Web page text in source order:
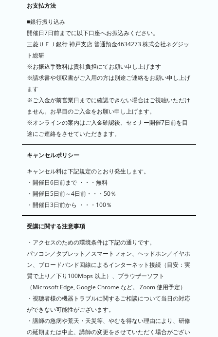
お支払方法
■銀行振り込み
開催日7日前までに以下口座へお振込みください。
三菱ＵＦＪ銀行 神戸支店 普通預金4634273 株式会社ネグジッ
ト総研
※お振込手数料は貴社負担にてお願い申し上げます
※請求書や領収書がご入用の方は別途ご連絡をお願い申し上げ
ます
※ご入金が前営業日までに確認できない場合はご視聴いただけ
ません。お早目のご入金をお願い申し上げます。
※オンラインの案内はご入金確認後、セミナー開催7日前を目
途にご連絡をさせていただきます。
キャンセルポリシー
キャンセル料は下記規定のとおり発生します。
・開催日6日前まで ・・・無料
・開催日5日前～4日前・・・50％
・開催日3日前から ・・・100％
受講に関する注意事項
・アクセスのための環境条件は下記の通りです。
パソコン／タブレット／スマートフォン、ヘッドホン／イヤホ
ン、ブロードバンド回線によるインターネット接続（目安：実
質で上り／下り100Mbps 以上）、ブラウザーソフト
（Microsoft Edge, Google Chrome など。 Zoom 使用予定）
・視聴者様の機器トラブルに関するご相談について当日の対応
ができない可能性がございます。
・講師の急病や荒天・天災等、やむを得ない理由により、研修
の延期または中止、講師の変更をさせていただく場合がござい